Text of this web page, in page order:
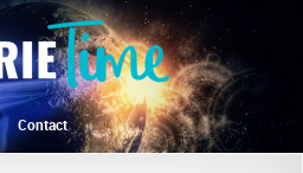
Contact